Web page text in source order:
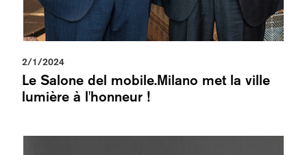
2/1/2024
Le Salone del mobile.Milano met la ville
lumière à l'honneur !